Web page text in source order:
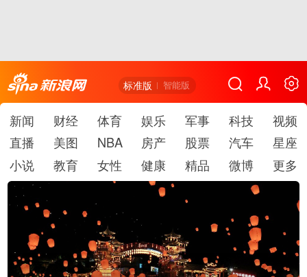
标准版 智能版
新闻 财经 体育 娱乐 军事 科技
视频
直播
美图 NBA 房产 股票 汽车
星座
小说
教育 女性 健康 精品 微博 更多